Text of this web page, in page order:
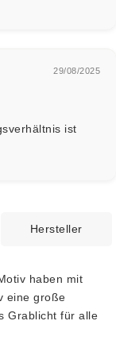
29/08/2025
ist
Hersteller
haben mit
eine große
Grablicht für alle